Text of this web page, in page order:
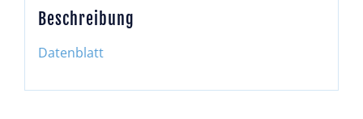
Beschreibung
Datenblatt